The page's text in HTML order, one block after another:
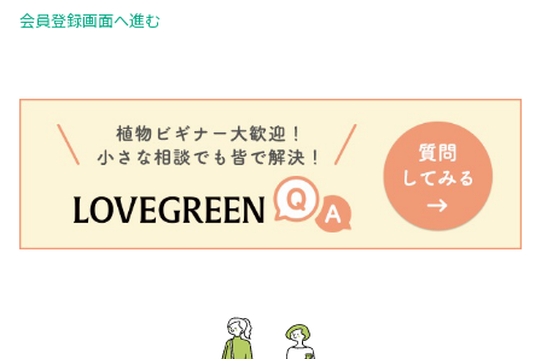
会員登録画面へ進む